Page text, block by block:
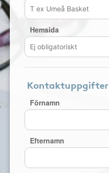
Hemsida
Kontaktuppgifter
Förnamn
Efternamn